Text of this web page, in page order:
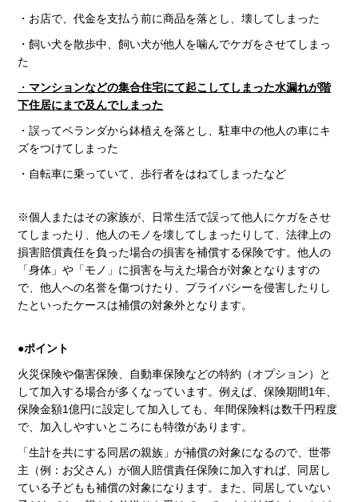
・お店で、代金を支払う前に商品を落とし、壊してしまった
・飼い犬を散歩中、飼い犬が他人を噛んでケガをさせてしまっ
た
・ マンションなどの集合住宅にて起こしてしまった水漏れが階
下住居にまで及んでしまった
・誤ってベランダから鉢植えを落とし、駐車中の他人の車にキ
ズをつけてしまった
・自転車に乗っていて、歩行者をはねてしまったなど
※個人またはその家族が、日常生活で誤って他人にケガをさせ
てしまったり、他人のモノを壊してしまったりして、法律上の
損害賠償責任を負った場合の損害を補償する保険です。他人の
「身体」や「モノ」に損害を与えた場合が対象となりますの
で、他人への名誉を傷つけたり、プライバシーを侵害したりし
たといったケースは補償の対象外となります。
●ポイント
火災保険や傷害保険、自動車保険などの特約（オプション）と
して加入する場合が多くなっています。例えば、保険期間1年、
保険金額1億円に設定して加入しても、年間保険料は数千円程度
で、加入しやすいところにも特徴があります。
「生計を共にする同居の親族」が補償の対象になるので、世帯
主（例：お父さん）が個人賠償責任保険に加入すれば、同居し
ている子どもも補償の対象になります。また、同居していない